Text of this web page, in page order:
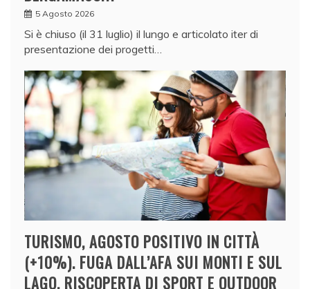
5 Agosto 2026
Si è chiuso (il 31 luglio) il lungo e articolato iter di
presentazione dei progetti…
TURISMO, AGOSTO POSITIVO IN CITTÀ
(+10%). FUGA DALL’AFA SUI MONTI E SUL
LAGO, RISCOPERTA DI SPORT E OUTDOOR